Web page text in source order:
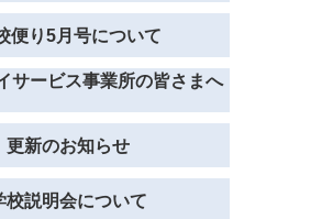
便り5月号について
サービス事業所の皆さまへ
更新のお知らせ
校説明会について